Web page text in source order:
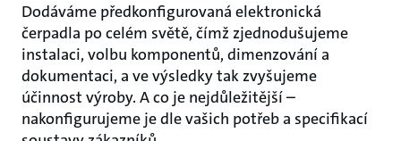
Dodáváme předkonfigurovaná elektronická
čerpadla po celém světě, čímž zjednodušujeme
instalaci, volbu komponentů, dimenzování a
dokumentaci, a ve výsledky tak zvyšujeme
účinnost výroby. A co je nejdůležitější –
nakonfigurujeme je dle vašich potřeb a specifikací